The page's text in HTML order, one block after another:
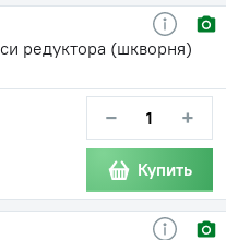
редуктора (шкворня)
− +
Купить